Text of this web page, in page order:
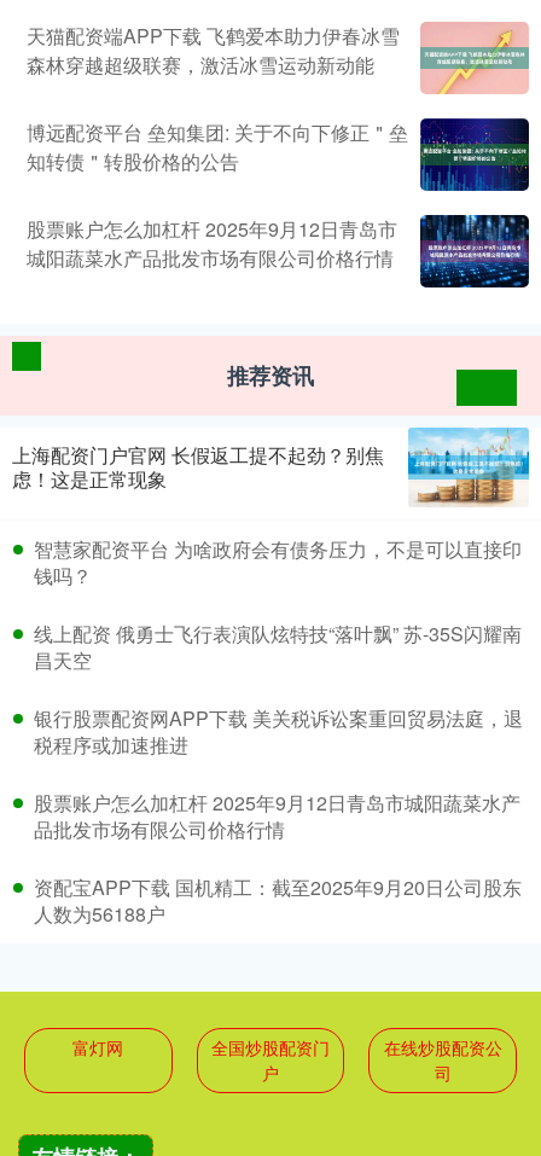
天猫配资端APP下载 飞鹤爱本助力伊春冰雪
森林穿越超级联赛，激活冰雪运动新动能
博远配资平台 垒知集团: 关于不向下修正＂垒
知转债＂转股价格的公告
股票账户怎么加杠杆 2025年9月12日青岛市
城阳蔬菜水产品批发市场有限公司价格行情
推荐资讯
上海配资门户官网 长假返工提不起劲？别焦
虑！这是正常现象
智慧家配资平台 为啥政府会有债务压力，不是可以直接印
钱吗？
线上配资 俄勇士飞行表演队炫特技“落叶飘” 苏-35S闪耀南
昌天空
银行股票配资网APP下载 美关税诉讼案重回贸易法庭，退
税程序或加速推进
股票账户怎么加杠杆 2025年9月12日青岛市城阳蔬菜水产
品批发市场有限公司价格行情
资配宝APP下载 国机精工：截至2025年9月20日公司股东
人数为56188户
富灯网
全国炒股配资门
户
在线炒股配资公
司